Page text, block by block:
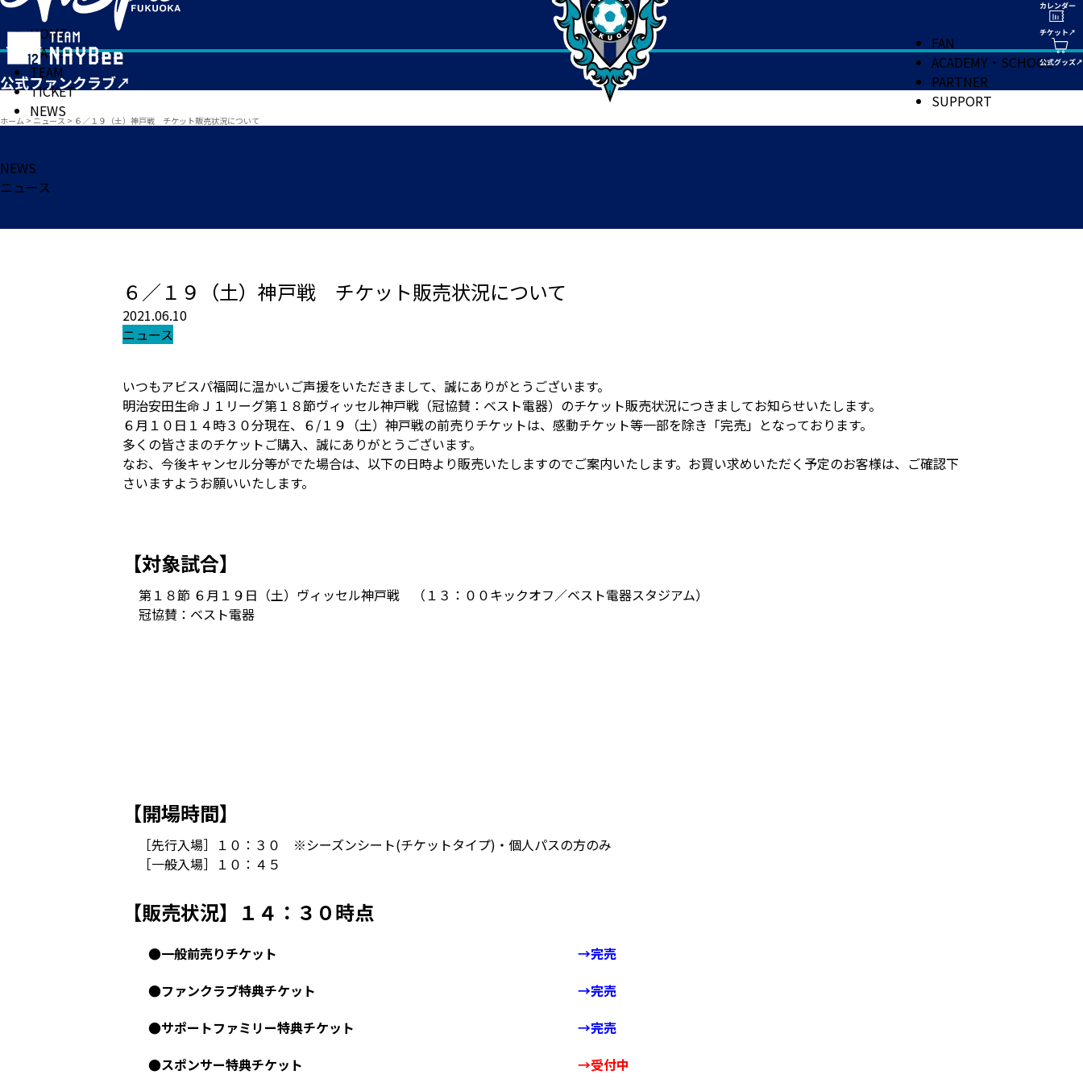
HOME
MATCH
TEAM
TICKET
NEWS
FAN
ACADEMY・SCHOOL
PARTNER
SUPPORT
ホーム > ニュース > ６／１９（土）神戸戦 チケット販売状況について
NEWS
ニュース
６／１９（土）神戸戦 チケット販売状況について
2021.06.10
ニュース
いつもアビスパ福岡に温かいご声援をいただきまして、誠にありがとうございます。
明治安田生命Ｊ１リーグ第１８節ヴィッセル神戸戦（冠協賛：ベスト電器）のチケット販売状況につきましてお知らせいたします。
６月１０日１４時３０分現在、６/１９（土）神戸戦の前売りチケットは、感動チケット等一部を除き「完売」となっております。
多くの皆さまのチケットご購入、誠にありがとうございます。
なお、今後キャンセル分等がでた場合は、以下の日時より販売いたしますのでご案内いたします。お買い求めいただく予定のお客様は、ご確認下
さいますようお願いいたします。
【対象試合】
第１８節 ６月１９日（土）ヴィッセル神戸戦 （１３：００キックオフ／ベスト電器スタジアム）
冠協賛：ベスト電器
【開場時間】
［先行入場］１０：３０ ※シーズンシート(チケットタイプ)・個人パスの方のみ
［一般入場］１０：４５
【販売状況】１４：３０時点
●一般前売りチケット
→完売
●ファンクラブ特典チケット
→完売
●サポートファミリー特典チケット
→完売
●スポンサー特典チケット
→受付中